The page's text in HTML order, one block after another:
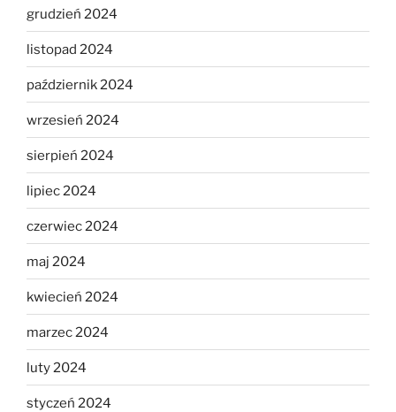
grudzień 2024
listopad 2024
październik 2024
wrzesień 2024
sierpień 2024
lipiec 2024
czerwiec 2024
maj 2024
kwiecień 2024
marzec 2024
luty 2024
styczeń 2024